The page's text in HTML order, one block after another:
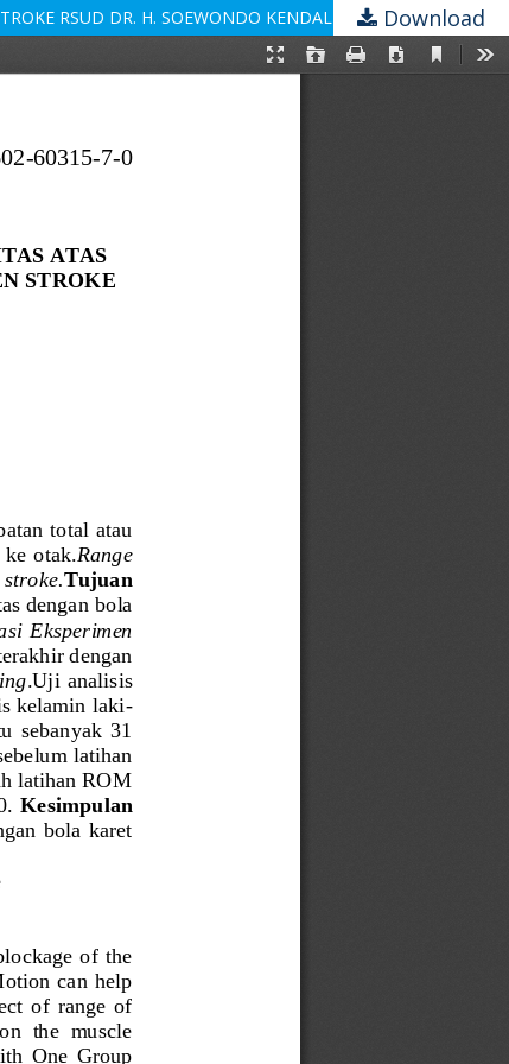
RSUD DR. H. SOEWONDO KENDAL Download